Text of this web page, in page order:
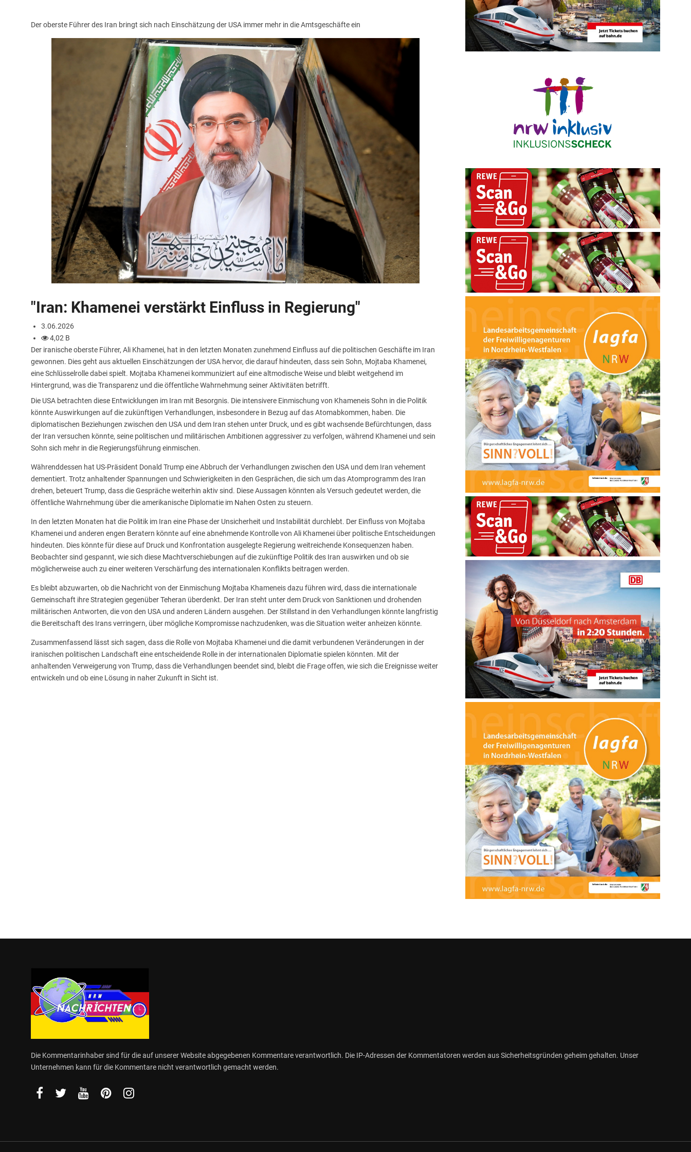
Der oberste Führer des Iran bringt sich nach Einschätzung der USA immer mehr in die Amtsgeschäfte ein
"Iran: Khamenei verstärkt Einfluss in Regierung"
3.06.2026
4,02 B
Der iranische oberste Führer, Ali Khamenei, hat in den letzten Monaten zunehmend Einfluss auf die politischen Geschäfte im Iran
gewonnen. Dies geht aus aktuellen Einschätzungen der USA hervor, die darauf hindeuten, dass sein Sohn, Mojtaba Khamenei,
eine Schlüsselrolle dabei spielt. Mojtaba Khamenei kommuniziert auf eine altmodische Weise und bleibt weitgehend im
Hintergrund, was die Transparenz und die öffentliche Wahrnehmung seiner Aktivitäten betrifft.
Die USA betrachten diese Entwicklungen im Iran mit Besorgnis. Die intensivere Einmischung von Khameneis Sohn in die Politik
könnte Auswirkungen auf die zukünftigen Verhandlungen, insbesondere in Bezug auf das Atomabkommen, haben. Die
diplomatischen Beziehungen zwischen den USA und dem Iran stehen unter Druck, und es gibt wachsende Befürchtungen, dass
der Iran versuchen könnte, seine politischen und militärischen Ambitionen aggressiver zu verfolgen, während Khamenei und sein
Sohn sich mehr in die Regierungsführung einmischen.
Währenddessen hat US-Präsident Donald Trump eine Abbruch der Verhandlungen zwischen den USA und dem Iran vehement
dementiert. Trotz anhaltender Spannungen und Schwierigkeiten in den Gesprächen, die sich um das Atomprogramm des Iran
drehen, beteuert Trump, dass die Gespräche weiterhin aktiv sind. Diese Aussagen könnten als Versuch gedeutet werden, die
öffentliche Wahrnehmung über die amerikanische Diplomatie im Nahen Osten zu steuern.
In den letzten Monaten hat die Politik im Iran eine Phase der Unsicherheit und Instabilität durchlebt. Der Einfluss von Mojtaba
Khamenei und anderen engen Beratern könnte auf eine abnehmende Kontrolle von Ali Khamenei über politische Entscheidungen
hindeuten. Dies könnte für diese auf Druck und Konfrontation ausgelegte Regierung weitreichende Konsequenzen haben.
Beobachter sind gespannt, wie sich diese Machtverschiebungen auf die zukünftige Politik des Iran auswirken und ob sie
möglicherweise auch zu einer weiteren Verschärfung des internationalen Konflikts beitragen werden.
Es bleibt abzuwarten, ob die Nachricht von der Einmischung Mojtaba Khameneis dazu führen wird, dass die internationale
Gemeinschaft ihre Strategien gegenüber Teheran überdenkt. Der Iran steht unter dem Druck von Sanktionen und drohenden
militärischen Antworten, die von den USA und anderen Ländern ausgehen. Der Stillstand in den Verhandlungen könnte langfristig
die Bereitschaft des Irans verringern, über mögliche Kompromisse nachzudenken, was die Situation weiter anheizen könnte.
Zusammenfassend lässt sich sagen, dass die Rolle von Mojtaba Khamenei und die damit verbundenen Veränderungen in der
iranischen politischen Landschaft eine entscheidende Rolle in der internationalen Diplomatie spielen könnten. Mit der
anhaltenden Verweigerung von Trump, dass die Verhandlungen beendet sind, bleibt die Frage offen, wie sich die Ereignisse weiter
entwickeln und ob eine Lösung in naher Zukunft in Sicht ist.
Die Kommentarinhaber sind für die auf unserer Website abgegebenen Kommentare verantwortlich. Die IP-Adressen der Kommentatoren werden aus Sicherheitsgründen geheim gehalten. Unser
Unternehmen kann für die Kommentare nicht verantwortlich gemacht werden.